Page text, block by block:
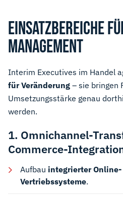
EINSATZBEREICHE
MANAGEMENT
Interim Executives im Handel
für Veränderung – sie bringen
Umsetzungsstärke genau
werden.
1. Omnichannel-
Commerce-
Aufbau integrierter
Vertriebssysteme.